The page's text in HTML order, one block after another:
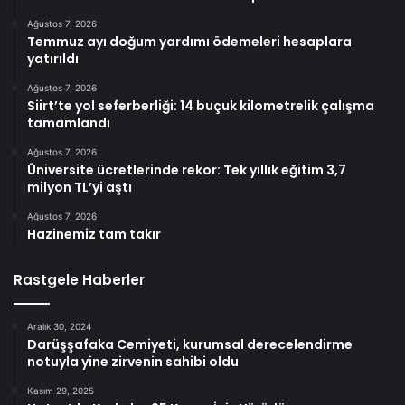
Ağustos 7, 2026
Temmuz ayı doğum yardımı ödemeleri hesaplara
yatırıldı
Ağustos 7, 2026
Siirt’te yol seferberliği: 14 buçuk kilometrelik çalışma
tamamlandı
Ağustos 7, 2026
Üniversite ücretlerinde rekor: Tek yıllık eğitim 3,7
milyon TL’yi aştı
Ağustos 7, 2026
Hazinemiz tam takır
Rastgele Haberler
Aralık 30, 2024
Darüşşafaka Cemiyeti, kurumsal derecelendirme
notuyla yine zirvenin sahibi oldu
Kasım 29, 2025